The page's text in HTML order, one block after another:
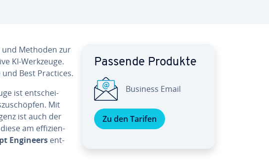
Methoden zur
KI-Werkzeuge.
Best Practices.
ist ent­schei­
Mit
ist auch der
am ef­fi­zi­en­
Engineers ent­
Passende Produkte
Business Email
Zu den Tarifen